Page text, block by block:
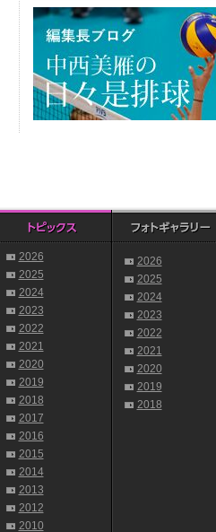
2026
2025
2024
2023
2022
2021
2020
2019
2018
2017
2016
2015
2014
2013
2012
2010
2026
2025
2024
2023
2022
2021
2020
2019
2018